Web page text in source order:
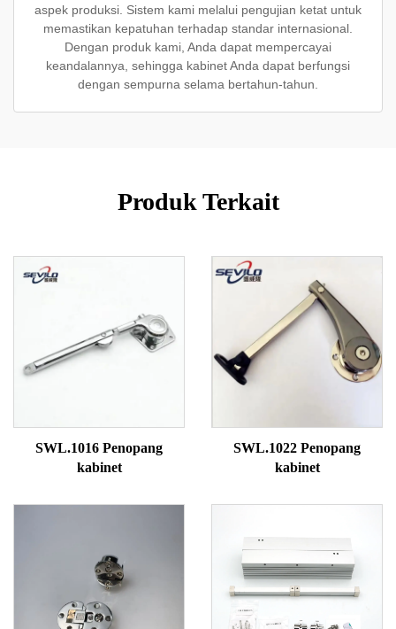
aspek produksi. Sistem kami melalui pengujian ketat untuk
memastikan kepatuhan terhadap standar internasional.
Dengan produk kami, Anda dapat mempercayai
keandalannya, sehingga kabinet Anda dapat berfungsi
dengan sempurna selama bertahun-tahun.
Produk Terkait
SWL.1016 Penopang
kabinet
SWL.1022 Penopang
kabinet